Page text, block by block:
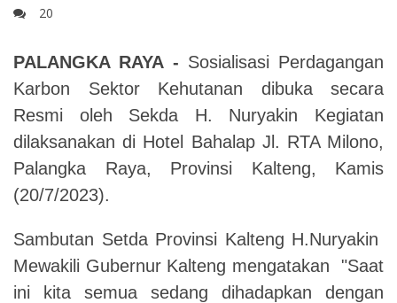
20
PALANGKA RAYA - Sosialisasi Perdagangan
Karbon Sektor Kehutanan dibuka secara
Resmi oleh Sekda H. Nuryakin Kegiatan
dilaksanakan di Hotel Bahalap Jl. RTA Milono,
Palangka Raya, Provinsi Kalteng, Kamis
(20/7/2023).
Sambutan Setda Provinsi Kalteng H.Nuryakin
Mewakili Gubernur Kalteng mengatakan "Saat
ini kita semua sedang dihadapkan dengan